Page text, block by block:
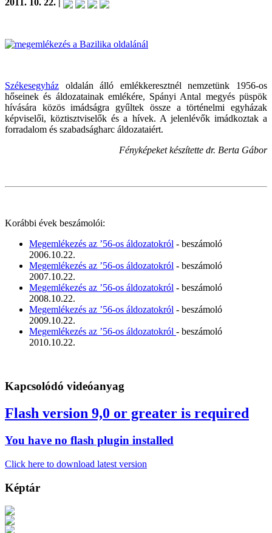
2011. 10. 22. |
Székesegyház oldalán álló emlékkeresztnél nemzetünk 1956-os
hőseinek és áldozatainak emlékére, Spányi Antal megyés püspök
hívására közös imádságra gyűltek össze a történelmi egyházak
képviselői, köztisztviselők és a hívek. A jelenlévők imádkoztak a
forradalom és szabadságharc áldozataiért.
Fényképeket készítette dr. Berta Gábor
Korábbi évek beszámolói:
Megemlékezés az ’56-os áldozatokról - beszámoló
2006.10.22.
Megemlékezés az ’56-os áldozatokról - beszámoló
2007.10.22.
Megemlékezés az ’56-os áldozatokról - beszámoló
2008.10.22.
Megemlékezés az ’56-os áldozatokról - beszámoló
2009.10.22.
Megemlékezés az ’56-os áldozatokról - beszámoló
2010.10.22.
Kapcsolódó videóanyag
Flash version 9,0 or greater is required
You have no flash plugin installed
Click here to download latest version
Képtár